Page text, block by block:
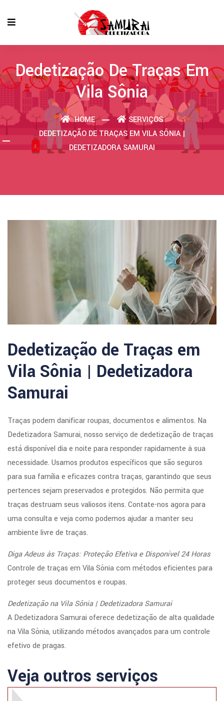
Dedetização De Traças Em
Vila Sônia
HOME
SERVIÇOS
DEDETIZAÇÃO DE TRAÇAS EM VILA SÔNIA |
DEDETIZADORA SAMURAI
Dedetização de Traças em
Vila Sônia | Dedetizadora
Samurai
Traças podem danificar roupas, documentos e alimentos. Na
Dedetizadora Samurai, nosso serviço de dedetização de traças
está disponível dia e noite para responder rapidamente à sua
necessidade. Usamos produtos específicos que são seguros
para sua família e eficazes contra traças, garantindo que seus
pertences sejam preservados e protegidos. Não permita que
traças destruam seus valiosos itens. Contate-nos agora para
uma consulta e veja como podemos ajudar a manter seu
ambiente livre de traças.
Diga Adeus às Traças: Proteção Efetiva e Disponível 24 Horas
Controle de traças em Vila Sônia com métodos eficientes para
proteger seus documentos e roupas.
Dedetização na Vila Sônia | Dedetizadora Samurai
A Dedetizadora Samurai oferece dedetização de alta qualidade
na Vila Sônia, utilizando métodos avançados para um controle
efetivo de pragas.
Veja outros serviços